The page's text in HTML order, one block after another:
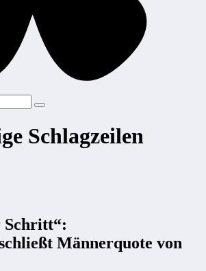
Schlagzeilen
Schritt“:
Männerquote von